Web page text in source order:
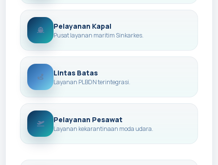
Pelayanan Kapal
Pusat layanan maritim Sinkarkes.
Lintas Batas
Layanan PLBDN terintegrasi.
Pelayanan Pesawat
Layanan kekarantinaan moda udara.